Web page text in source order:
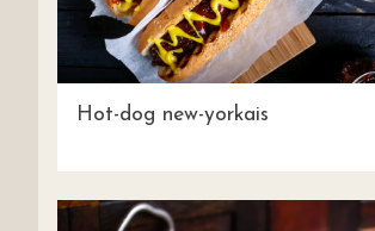
Hot-dog new-yorkais